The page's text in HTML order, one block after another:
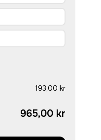
193,00 kr
965,00 kr